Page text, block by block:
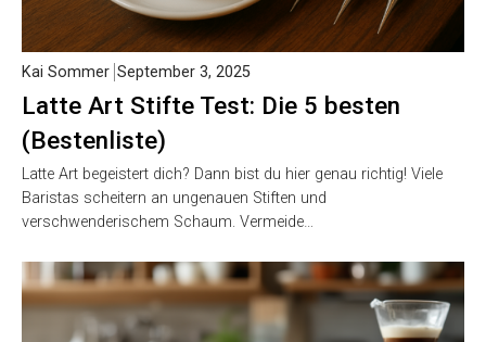
Latte Art Stifte Test: Die 5 besten
(Bestenliste)
Kai Sommer September 3, 2025
Latte Art begeistert dich? Dann bist du hier genau richtig! Viele
Baristas scheitern an ungenauen Stiften und
verschwenderischem Schaum. Vermeide…